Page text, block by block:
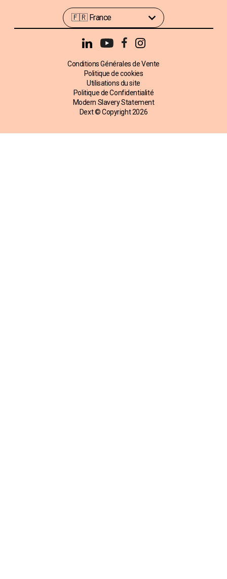
Conditions Générales de Vente
Politique de cookies
Utilisations du site
Politique de Confidentialité
Modern Slavery Statement
Dext © Copyright2026